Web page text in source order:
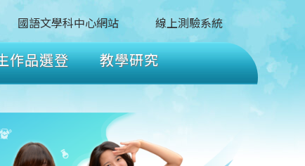
國語文學科中心網站 線上測驗系統
作品選登
教學研究